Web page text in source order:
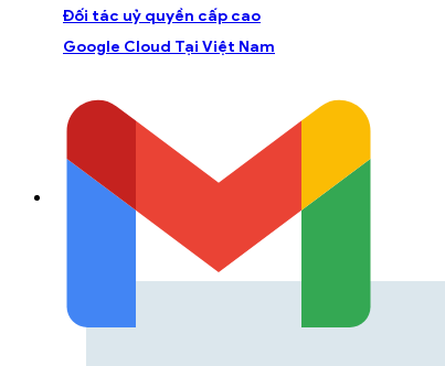
Đối tác uỷ quyền cấp cao
Google Cloud Tại Việt Nam
LIÊN
Liên hệ với đội ngũ